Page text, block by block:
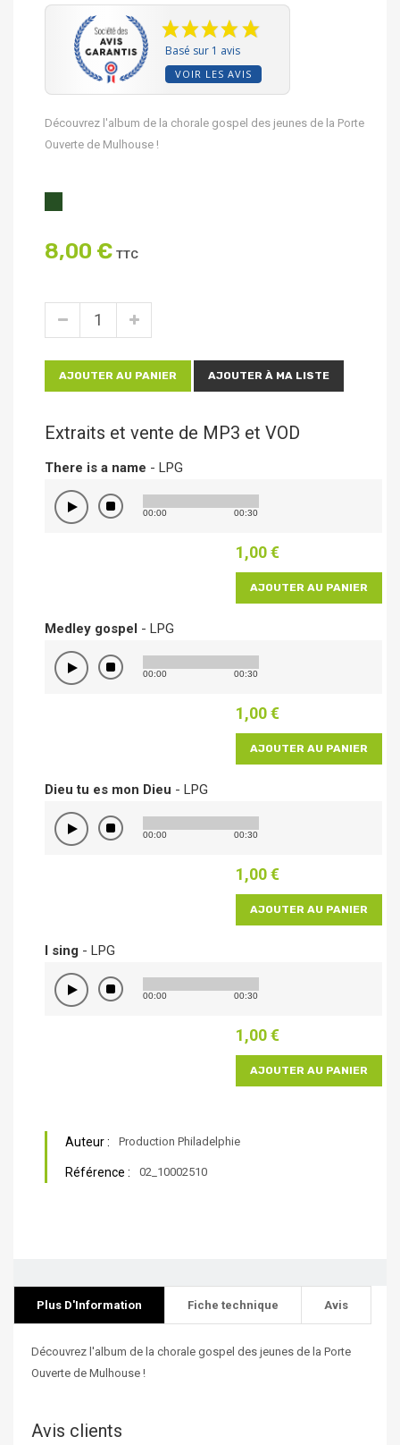
Basé sur 1 avis
VOIR LES AVIS
Découvrez l'album de la chorale gospel des jeunes de la Porte
Ouverte de Mulhouse !
8,00 € TTC
AJOUTER AU PANIER AJOUTER À MA LISTE
Extraits et vente de MP3 et VOD
There is a name - LPG
00:00 00:30
1,00 €
AJOUTER AU PANIER
Medley gospel - LPG
00:00 00:30
1,00 €
AJOUTER AU PANIER
Dieu tu es mon Dieu - LPG
00:00 00:30
1,00 €
AJOUTER AU PANIER
I sing - LPG
00:00 00:30
1,00 €
AJOUTER AU PANIER
Auteur : Production Philadelphie
Référence : 02_10002510
Plus D'Information Fiche technique Avis
Découvrez l'album de la chorale gospel des jeunes de la Porte
Ouverte de Mulhouse !
Avis clients